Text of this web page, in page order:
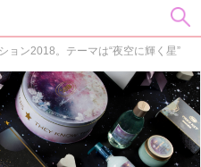
ョン2018。テーマは“夜空に輝く星”